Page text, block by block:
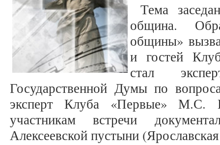
Тема
община.
общины»
и гостей
стал
Государственной Думы по
эксперт Клуба «Первые» М.С.
участникам встречи
Алексеевской пустыни